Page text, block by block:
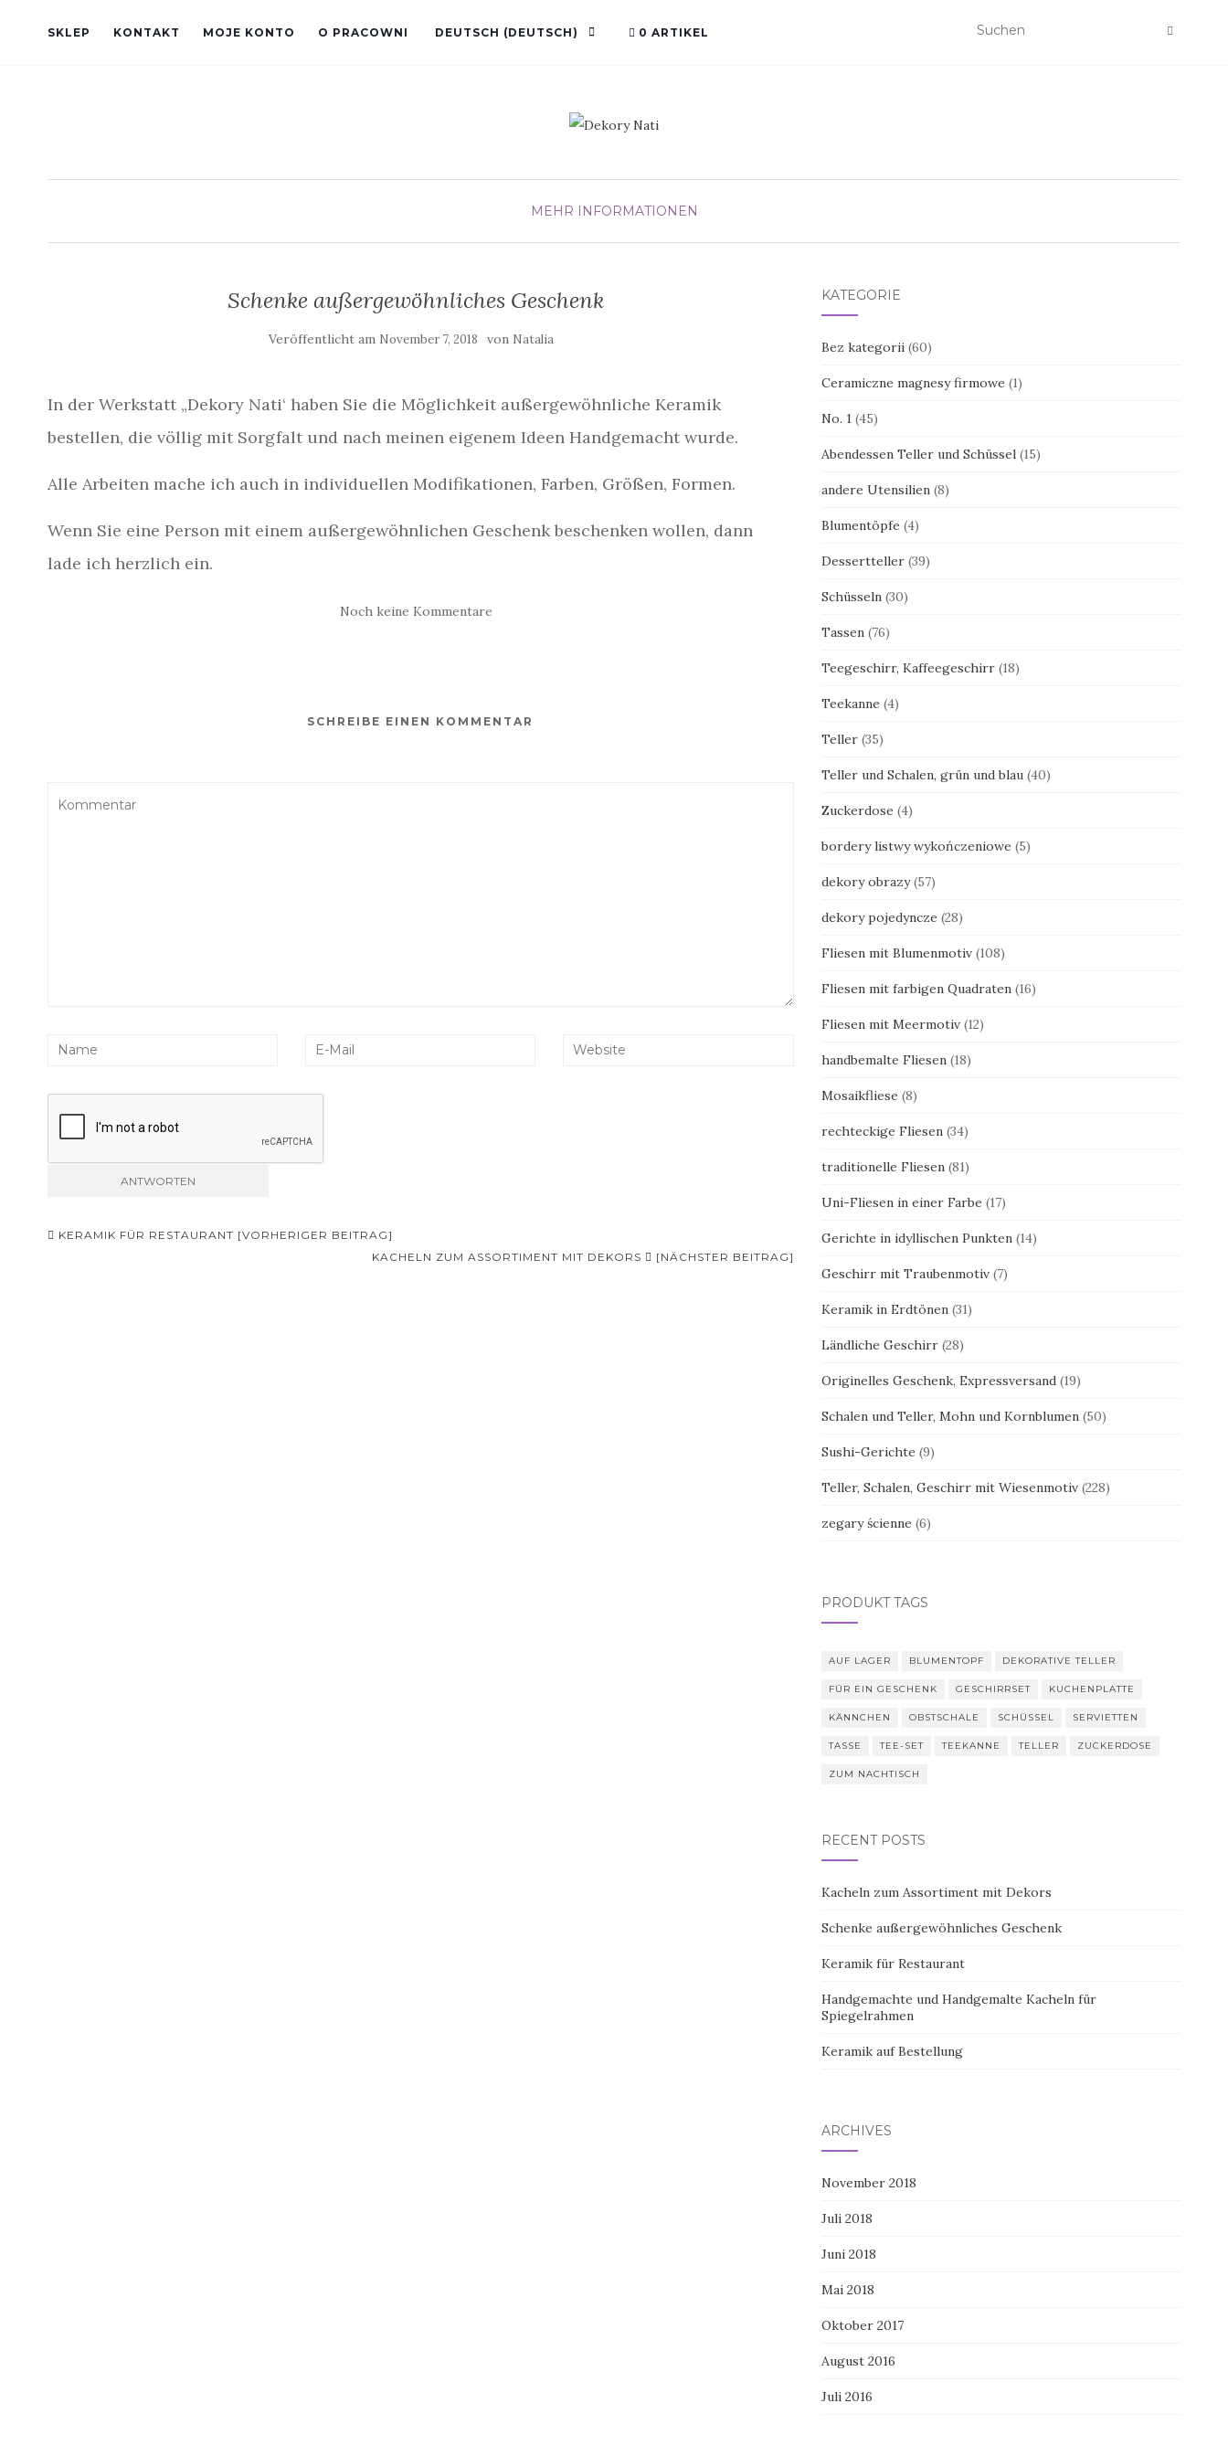
SKLEP KONTAKT MOJE KONTO O PRACOWNI DEUTSCH (DEUTSCH) 0 ARTIKEL
MEHR INFORMATIONEN
Schenke außergewöhnliches Geschenk
Veröffentlicht am November 7, 2018 von Natalia
In der Werkstatt „Dekory Nati‘ haben Sie die Möglichkeit außergewöhnliche Keramik
bestellen, die völlig mit Sorgfalt und nach meinen eigenem Ideen Handgemacht wurde.
Alle Arbeiten mache ich auch in individuellen Modifikationen, Farben, Größen, Formen.
Wenn Sie eine Person mit einem außergewöhnlichen Geschenk beschenken wollen, dann
lade ich herzlich ein.
Noch keine Kommentare
SCHREIBE EINEN KOMMENTAR
Beitragsnavigation
KERAMIK FÜR RESTAURANT [VORHERIGER BEITRAG]
KACHELN ZUM ASSORTIMENT MIT DEKORS
[NÄCHSTER BEITRAG]
KATEGORIE
Bez kategorii (60)
Ceramiczne magnesy firmowe (1)
No. 1 (45)
Abendessen Teller und Schüssel (15)
andere Utensilien (8)
Blumentöpfe (4)
Dessertteller (39)
Schüsseln (30)
Tassen (76)
Teegeschirr, Kaffeegeschirr (18)
Teekanne (4)
Teller (35)
Teller und Schalen, grün und blau (40)
Zuckerdose (4)
bordery listwy wykończeniowe (5)
dekory obrazy (57)
dekory pojedyncze (28)
Fliesen mit Blumenmotiv (108)
Fliesen mit farbigen Quadraten (16)
Fliesen mit Meermotiv (12)
handbemalte Fliesen (18)
Mosaikfliese (8)
rechteckige Fliesen (34)
traditionelle Fliesen (81)
Uni-Fliesen in einer Farbe (17)
Gerichte in idyllischen Punkten (14)
Geschirr mit Traubenmotiv (7)
Keramik in Erdtönen (31)
Ländliche Geschirr (28)
Originelles Geschenk, Expressversand (19)
Schalen und Teller, Mohn und Kornblumen (50)
Sushi-Gerichte (9)
Teller, Schalen, Geschirr mit Wiesenmotiv (228)
zegary ścienne (6)
PRODUKT TAGS
AUF LAGER BLUMENTOPF DEKORATIVE TELLER
FÜR EIN GESCHENK GESCHIRRSET KUCHENPLATTE
KÄNNCHEN OBSTSCHALE SCHÜSSEL SERVIETTEN
TASSE TEE-SET TEEKANNE TELLER ZUCKERDOSE
ZUM NACHTISCH
RECENT POSTS
Kacheln zum Assortiment mit Dekors
Schenke außergewöhnliches Geschenk
Keramik für Restaurant
Handgemachte und Handgemalte Kacheln für
Spiegelrahmen
Keramik auf Bestellung
ARCHIVES
November 2018
Juli 2018
Juni 2018
Mai 2018
Oktober 2017
August 2016
Juli 2016